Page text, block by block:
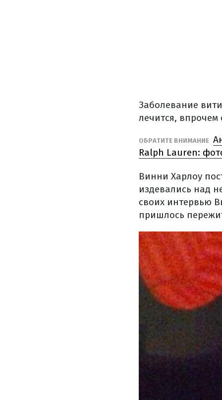
Заболевание
лечится,
ОБРАТИТЕ ВНИМАНИЕ
Ralph Lauren:
Винни Харлоу
издевались над
своих интервью
пришлось